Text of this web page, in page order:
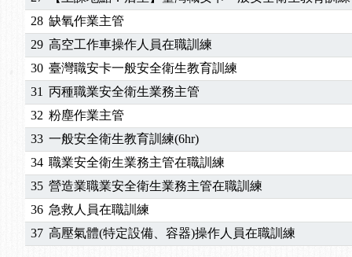
2025/07/06【中心公告】颱風假114/07/07停班停課
2025/06/06【進修課程】～～前導課程看這邊推出囉～～
2025/05/29【進修課程】前導課程推出公告！
2025/04/28【進修課程】要怎麼進修自我？課程百百種選擇好
2025/01/21「高壓氣體製造安全主任」、「隧道等襯砌作業主
訓測驗
2025/01/15【線上課程】碳中和核心職能系列課程資訊
2026/07/15【免費研習】115年製造業危害預防職場安衛法令
2026/07/08 【中心公告】因應颱風來襲，若遇停班停課消息 補
2026/05/06【產業人才投資】06/03-06/08堆高機課程，政府出
2026/04/24【製程安全評估人員】開課囉
2025/11/11 【中心公告】颱風假11/12停班停課
2025/11/10【中心公告】因應颱風來襲，若遇停班停課消息 補
2025/10/30【進修課程】2026年，課程意見蒐集~
28 缺氧作業主管
29 高空工作車操作人員在職訓練
30 臺灣職安卡一般安全衛生教育訓練
31 丙種職業安全衛生業務主管
32 粉塵作業主管
33 一般安全衛生教育訓練(6hr)
34 職業安全衛生業務主管在職訓練
35 營造業職業安全衛生業務主管在職訓練
36 急救人員在職訓練
37 高壓氣體(特定設備、容器)操作人員在職訓練